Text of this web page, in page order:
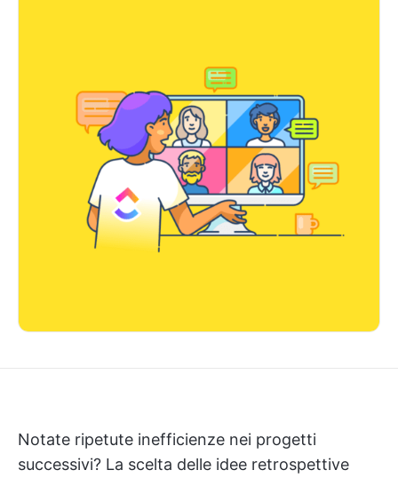
Notate ripetute inefficienze nei progetti
successivi? La scelta delle idee retrospettive